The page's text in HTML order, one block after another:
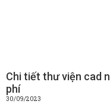
Chi tiết thư viện cad
phí
30/09/2023